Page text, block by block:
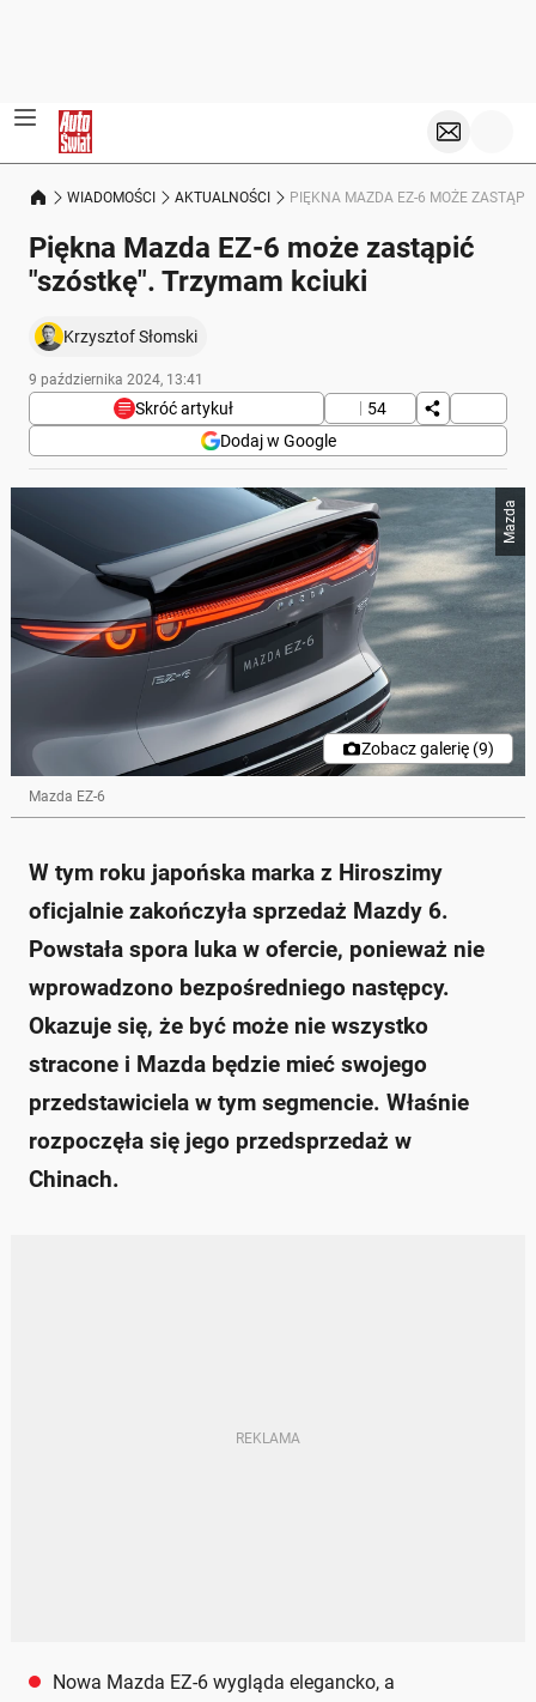
WIADOMOŚCI AKTUALNOŚCI PIĘKNA MAZDA EZ-6 MOŻE
Piękna Mazda EZ-6 może zastąpić
"szóstkę". Trzymam kciuki
Krzysztof Słomski
9 października 2024, 13:41
Skróć artykuł
54
Dodaj w Google
Poniżej streszczenie artykułu:
Skrót przygotowany przez Onet Czat z AI, może zawierać błędy.
Mazda zakończyła sprzedaż modelu 6, ale
wprowadza nowy model EZ-6, który jest dostępny w
przedsprzedaży w Chinach.
EZ-6 to elektryczny liftback o długości prawie 5 m, z
mocą 258 KM i zasięgiem do 600 km.
Wnętrze pojazdu charakteryzuje się eleganckim
wykończeniem oraz dużym ekranem dotykowym
Ceny w Chinach wynoszą od 160 do 200 tys. juanów
(około 88-110 tys. zł), ale nie wiadomo, czy model
trafi do Europy.
Mazda rozważa wprowadzenie EZ-6 na inne rynki, ale
decyzje jeszcze nie zapadły.
Zapytaj o więcej Onet Czat z AI
Mazda
Zobacz galerię (9)
Mazda EZ-6
W tym roku japońska marka z Hiroszimy
oficjalnie zakończyła sprzedaż Mazdy 6.
Powstała spora luka w ofercie, ponieważ nie
wprowadzono bezpośredniego następcy.
Okazuje się, że być może nie wszystko
stracone i Mazda będzie mieć swojego
przedstawiciela w tym segmencie. Właśnie
rozpoczęła się jego przedsprzedaż w
Chinach.
Nowa Mazda EZ-6 wygląda elegancko, a